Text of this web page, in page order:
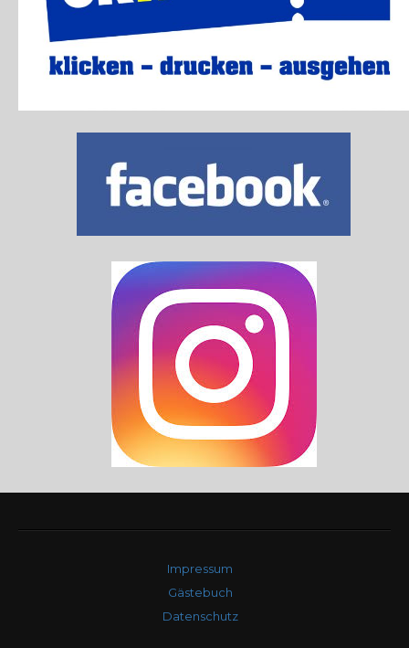
Impressum
Gästebuch
Datenschutz